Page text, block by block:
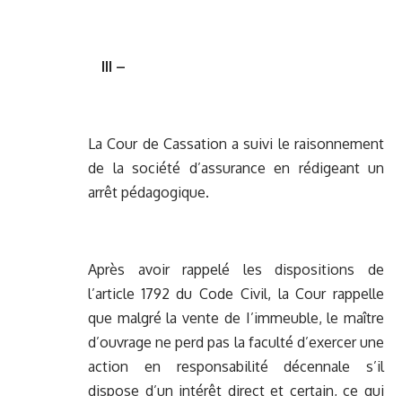
III –
La Cour de Cassation a suivi le raisonnement
de la société d’assurance en rédigeant un
arrêt pédagogique.
Après avoir rappelé les dispositions de
l’article 1792 du Code Civil, la Cour rappelle
que malgré la vente de I’immeuble, le maître
d’ouvrage ne perd pas la faculté d’exercer une
action en responsabilité décennale s’il
dispose d’un intérêt direct et certain, ce qui